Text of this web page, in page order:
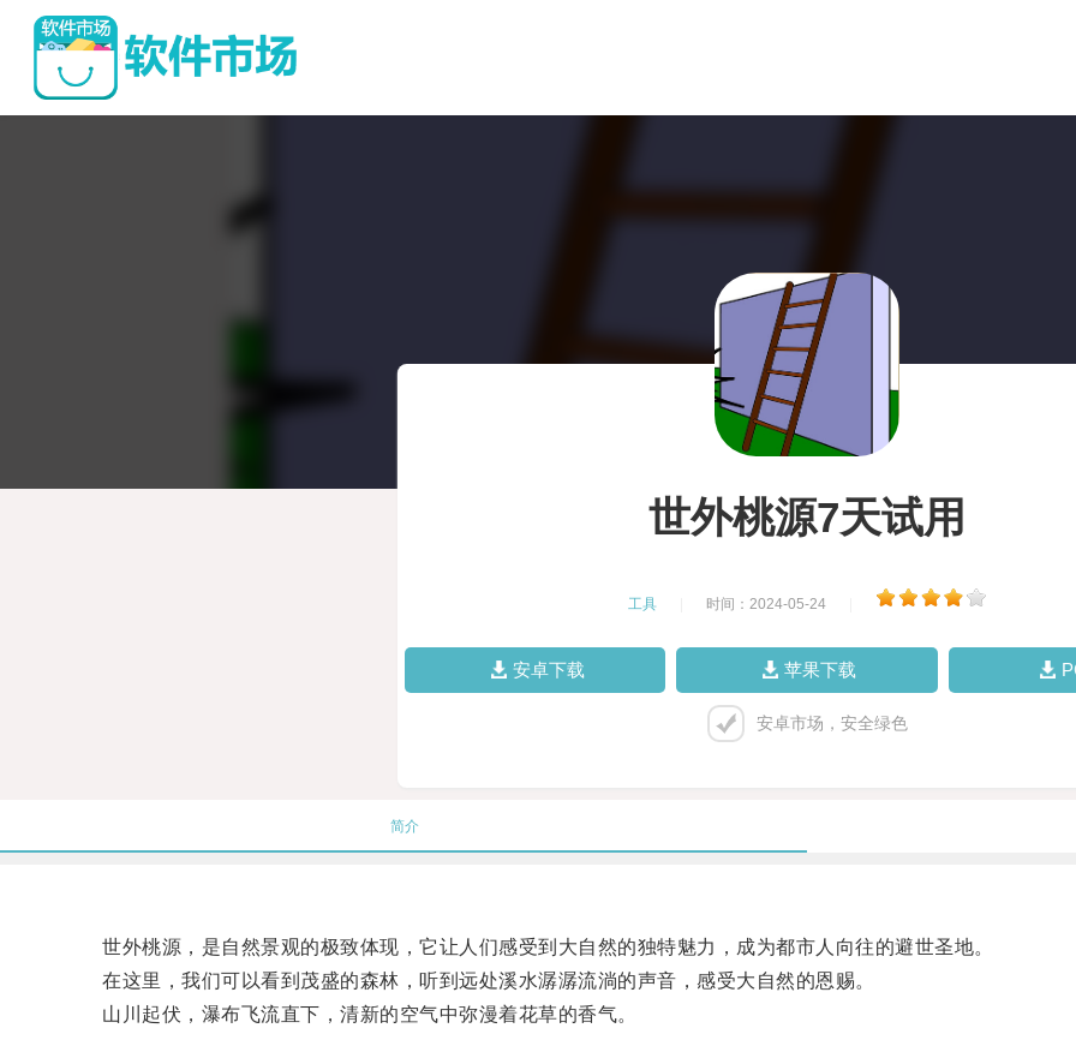
世外桃源7天试用
工具 时间：2024-05-24
安卓下载 苹果下载
安卓市场，安全绿色
简介
世外桃源，是自然景观的极致体现，它让人们感受到大自然的独特魅力，成为都市人向往的避世圣地。
在这里，我们可以看到茂盛的森林，听到远处溪水潺潺流淌的声音，感受大自然的恩赐。
山川起伏，瀑布飞流直下，清新的空气中弥漫着花草的香气。